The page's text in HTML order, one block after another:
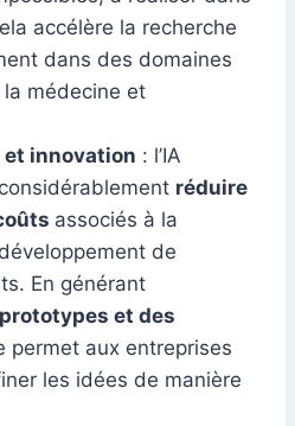
accélère la recherche
dans des domaines
médecine et
et innovation : l’IA
réduire
associés à la
de
En générant
prototypes et des
permet aux entreprises
les idées de manière